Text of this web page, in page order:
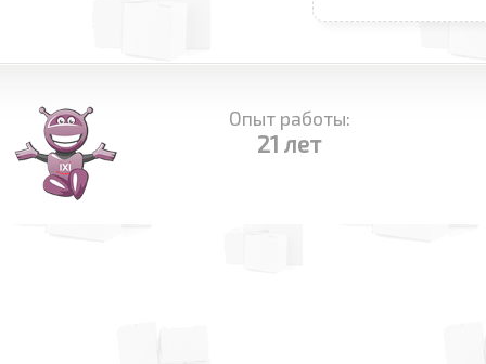
Опыт работы:
21 лет